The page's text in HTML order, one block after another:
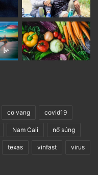
co vang covid19
Nam Cali nổ súng
texas vinfast virus